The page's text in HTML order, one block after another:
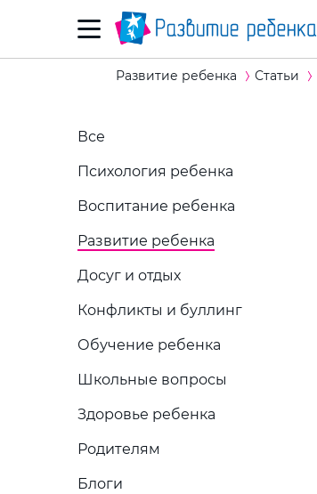
Развитие ребенка Статьи
Все
Психология ребенка
Воспитание ребенка
Развитие ребенка
Досуг и отдых
Конфликты и буллинг
Обучение ребенка
Школьные вопросы
Здоровье ребенка
Родителям
Блоги